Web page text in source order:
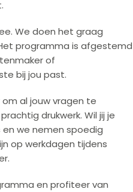
We doen het graag
programma is afgestemd
of
bij jou past.
al jouw vragen te
drukwerk. Wil jij je
en we nemen spoedig
op werkdagen tijdens
en profiteer van